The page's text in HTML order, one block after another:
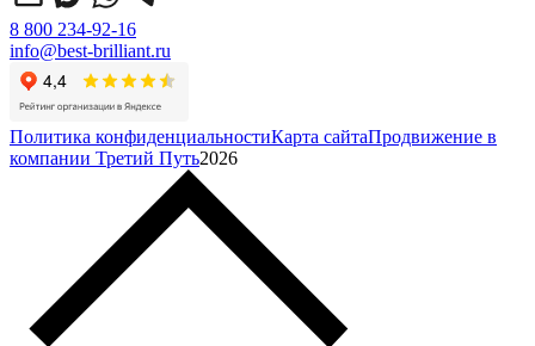
8 800 234-92-16
info@best-brilliant.ru
Политика конфиденциальностиКарта сайтаПродвижение в
компании Третий Путь2026